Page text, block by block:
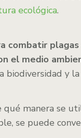
ecológica.
combatir
el medio
biodiversidad y
qué manera se
se puede